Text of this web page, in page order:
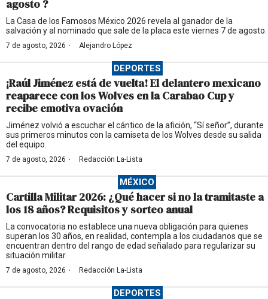
agosto ?
La Casa de los Famosos México 2026 revela al ganador de la
salvación y al nominado que sale de la placa este viernes 7 de agosto.
7 de agosto, 2026 · Alejandro López
DEPORTES
¡Raúl Jiménez está de vuelta! El delantero mexicano
reaparece con los Wolves en la Carabao Cup y
recibe emotiva ovación
Jiménez volvió a escuchar el cántico de la afición, “Sí señor”, durante
sus primeros minutos con la camiseta de los Wolves desde su salida
del equipo.
7 de agosto, 2026 · Redacción La-Lista
MÉXICO
Cartilla Militar 2026: ¿Qué hacer si no la tramitaste a
los 18 años? Requisitos y sorteo anual
La convocatoria no establece una nueva obligación para quienes
superan los 30 años, en realidad, contempla a los ciudadanos que se
encuentran dentro del rango de edad señalado para regularizar su
situación militar.
7 de agosto, 2026 · Redacción La-Lista
DEPORTES